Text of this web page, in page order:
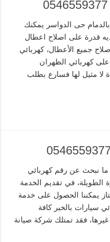
حى الدواسر يمكنك
قدرة على اصلاح اعطال
جميع الأعطال، كهربائي
كهربائي الظهران
لا مثيل لها فسارع بطلب
ما نبحث عن رقم كهربائي
الطويلة، في تقديم الخدمة
يمكننا الحصول على خدمة
سيارات بالخبر كافة
غيرها، فقد تمتلك شركة صيانة